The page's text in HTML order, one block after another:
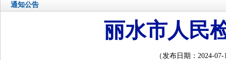
通知公告
丽水市人民
（发布日期：2024-